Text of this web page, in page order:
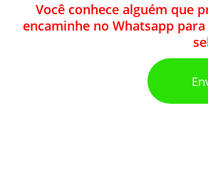
Você conhece alguém que
encaminhe no Whatsapp